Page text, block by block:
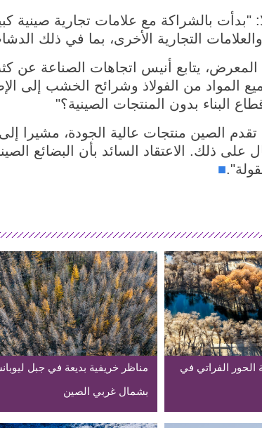
"بدأت بالشراكة مع علامات تجارية
والعلامات التجارية الأخرى، بما في ذلك
المواد من الفولاذ وشرائح الخشب إلى
البناء بدون المنتجات الصينية؟"
تقدم الصين منتجات عالية الجودة، مشيرا
على ذلك. الاعتقاد السائد بأن البضائع
■
الحور الفراتي في
مناظر خريفية بديعة في جبل
بشمال غربي الصين